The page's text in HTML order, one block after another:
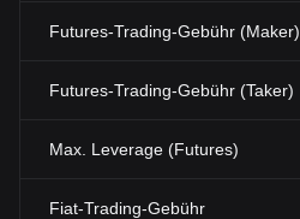
Futures-Trading-Gebühr (Maker)
Futures-Trading-Gebühr (Taker)
Max. Leverage (Futures)
Fiat-Trading-Gebühr